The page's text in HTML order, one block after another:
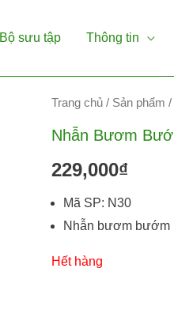
Bộ sưu tập Thông tin
Trang chủ / Sản phẩm /
Nhẫn Bươm
229,000₫
Mã SP: N30
Nhẫn bươm bướm
Hết hàng